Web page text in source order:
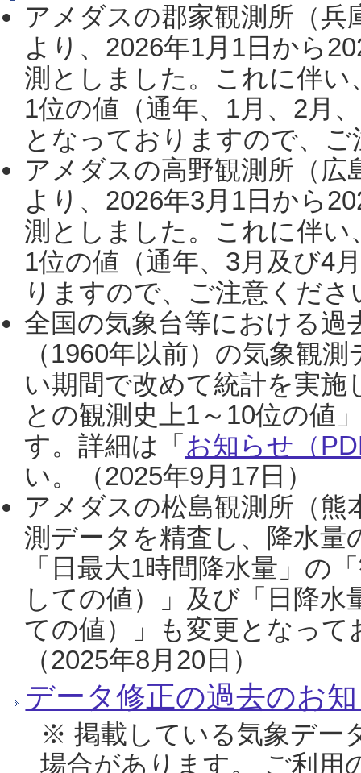
アメダスの郡家観測所（
より、2026年1月1日から
測としました。これに伴い
1位の値（通年、1月、2月
となっておりますので、
アメダスの高野観測所（
より、2026年3月1日から
測としました。これに伴い
1位の値（通年、3月及び4
りますので、ご注意くだ
全国の気象台等における過
（1960年以前）の気象観
い期間で改めて統計を実
との観測史上1～10位の値
す。詳細は「 お知らせ（
い。（2025年9月17日）
アメダスの松島観測所（熊
測データを精査し、降水
「日最大1時間降水量」の
しての値）」及び「日降
ての値）」も変更となっ
（2025年8月20日）
データ修正の過去のお
※ 掲載している気象デー
場合があります。 ご利用